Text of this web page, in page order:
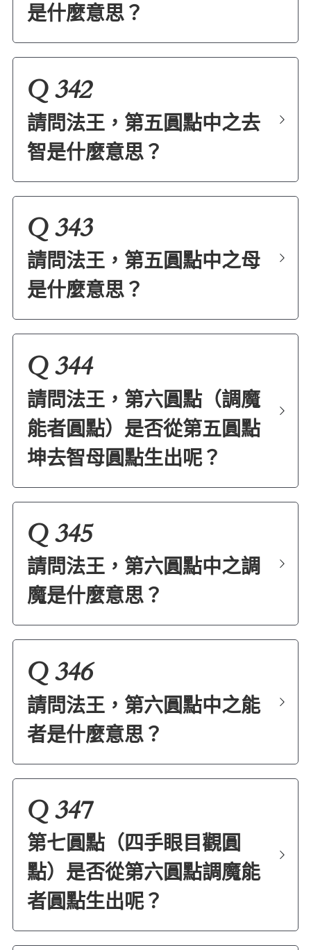
是什麼意思？
Q 342
請問法王，第五圓點中之去
智是什麼意思？
Q 343
請問法王，第五圓點中之母
是什麼意思？
Q 344
請問法王，第六圓點（調魔
能者圓點）是否從第五圓點
坤去智母圓點生出呢？
Q 345
請問法王，第六圓點中之調
魔是什麼意思？
Q 346
請問法王，第六圓點中之能
者是什麼意思？
Q 347
第七圓點（四手眼目觀圓
點）是否從第六圓點調魔能
者圓點生出呢？